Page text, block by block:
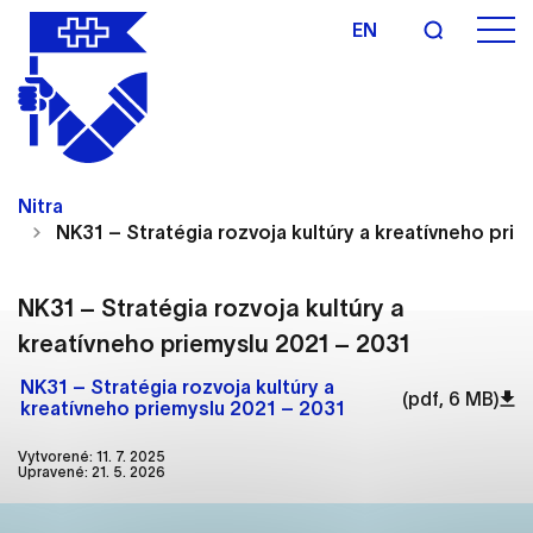
EN
Nitra
NK31 – Stratégia rozvoja kultúry a kreatívneho
NK31 – Stratégia rozvoja kultúry a
kreatívneho priemyslu 2021 – 2031
NK31 – Stratégia rozvoja kultúry a
kreatívneho priemyslu 2021 – 2031
(pdf, 6 MB)
Vytvorené: 11. 7. 2025
Upravené: 21. 5. 2026
Nastavenie cookies
stránky môžu ukladať informácie o vašej aktivite a
preferenciách. Používajú sa napríklad k tomu, aby
prihlásenie alebo aby sa uložila Vaša voľba v tomto
okne.
Vyberte úroveň cookies, ktorú chcete povoliť
Technické súbory cookie sú pre prevádzku